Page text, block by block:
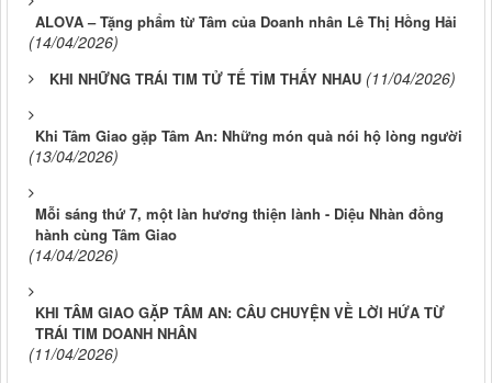
ALOVA – Tặng phẩm từ Tâm của Doanh nhân Lê Thị Hồng Hải
(14/04/2026)
KHI NHỮNG TRÁI TIM TỬ TẾ TÌM THẤY NHAU (11/04/2026)
Khi Tâm Giao gặp Tâm An: Những món quà nói hộ lòng người
(13/04/2026)
Mỗi sáng thứ 7, một làn hương thiện lành - Diệu Nhàn đồng
hành cùng Tâm Giao
(14/04/2026)
KHI TÂM GIAO GẶP TÂM AN: CÂU CHUYỆN VỀ LỜI HỨA TỪ
TRÁI TIM DOANH NHÂN
(11/04/2026)